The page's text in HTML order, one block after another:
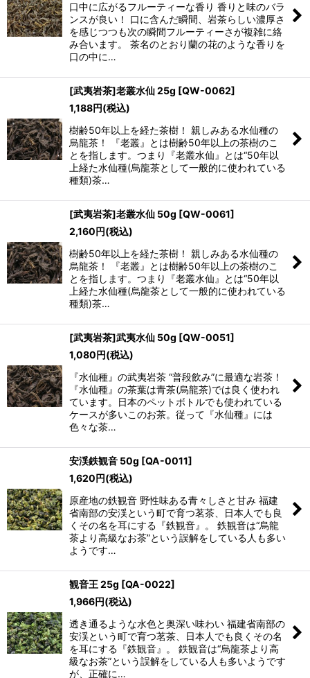
口中に広がるフルーティーな香り 香りと味のバラ
ンスが良い！ 口に含んだ瞬間、岩茶らしい濃厚さ
を感じつつも次の瞬間フルーティーさが複雑に絡
み合います。 茶名のとおり蘭の花のような香りを
口の中に…
[武夷岩茶]老叢水仙 25g [QW-0062]
1,188円(税込)
樹齢50年以上を経た茶樹！ 親しみある水仙種の
烏龍茶！ 『老叢』とは樹齢50年以上の茶樹のこ
とを指します。つまり『老叢水仙』とは“50年以
上経た水仙種(烏龍茶として一般的に使われている
種類)茶…
[武夷岩茶]老叢水仙 50g [QW-0061]
2,160円(税込)
樹齢50年以上を経た茶樹！ 親しみある水仙種の
烏龍茶！ 『老叢』とは樹齢50年以上の茶樹のこ
とを指します。つまり『老叢水仙』とは“50年以
上経た水仙種(烏龍茶として一般的に使われている
種類)茶…
[武夷岩茶]武夷水仙 50g [QW-0051]
1,080円(税込)
『水仙種』の武夷岩茶 “普段飲み”に最適な岩茶！
『水仙種』の茶葉は青茶(烏龍茶)では良く使われ
ています。日本のペットボトルでも使われている
ケースが多いこのお茶。従って『水仙種』には
色々な茶…
安渓鉄観音 50g [QA-0011]
1,620円(税込)
原産地の鉄観音 野性味ある青々しさと甘み 福建
省南部の安渓という町で育つ茗茶、日本人でも良
くその名を耳にする『鉄観音』。 鉄観音は“烏龍
茶より高級なお茶”という誤解をしている人も多い
ようです…
観音王 25g [QA-0022]
1,966円(税込)
透き通るような水色と奥深い味わい 福建省南部の
安渓という町で育つ茗茶、日本人でも良くその名
を耳にする『鉄観音』。 鉄観音は“烏龍茶より高
級なお茶”という誤解をしている人も多いようです
が、正確に…